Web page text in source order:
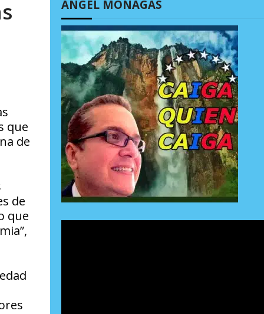
que
de
de
que
ÁNGEL MONAGAS